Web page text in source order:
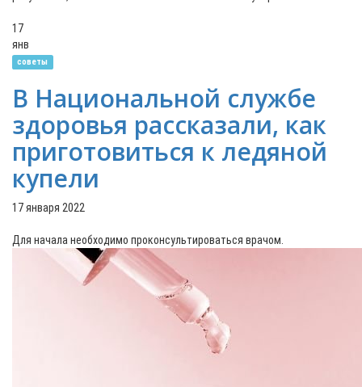
17
янв
советы
В Национальной службе
здоровья рассказали, как
приготовиться к ледяной
купели
17 января 2022
Для начала необходимо проконсультироваться врачом.